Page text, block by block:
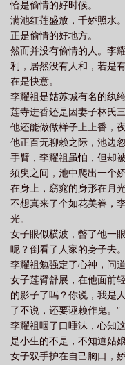
套 一柱返魂香 返魂香图片
步 返魂香两件套
中吗 返魂香是什么 返魂
魂香十方韵词
乐 返魂香道教唱词 返魂
教 返魂香四件套可能触发的
恰是偷情的好时候。
满池红莲盛放，千娇照水。
正是偷情的好地方。
然而并没有偷情的人。李
利，居然没有人和，若是
在是快意。
李耀祖是姑苏城有名的纨
莲寺进香还是因妻子林氏
他还能做做样子上上香，
他正百无聊赖之际，池边
手臂，李耀祖虽怕，但却
须臾之间，池中爬出一个
在身上，窈窕的身形在月
不想真来了个如花美眷，
光。
女子眼似横波，瞥了他一
呢？倒看了人家的身子去
李耀祖勉强定了心神，问
女子莲臂舒展，在他面前
的影子了吗？你说，我是
了不说，还要诬赖作鬼。”
李耀祖咽了口唾沫，心知
是小生的不是，不知道姑
女子双手护在自己胸口，